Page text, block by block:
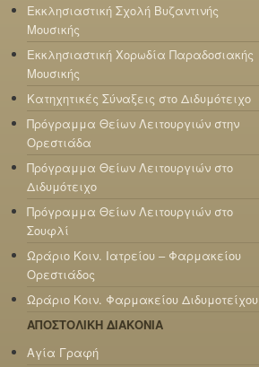
Εκκλησιαστική Σχολή Βυζαντινής
Μουσικής
Εκκλησιαστική Χορωδία Παραδοσιακής
Μουσικής
Κατηχητικές Σύναξεις στο Διδυμότειχο
Πρόγραμμα Θείων Λειτουργιών στην
Ορεστιάδα
Πρόγραμμα Θείων Λειτουργιών στο
Διδυμότειχο
Πρόγραμμα Θείων Λειτουργιών στο
Σουφλί
Ωράριο Κοιν. Ιατρείου – Φαρμακείου
Ορεστιάδος
Ωράριο Κοιν. Φαρμακείου Διδυμοτείχου
ΑΠΟΣΤΟΛΙΚΗ ΔΙΑΚΟΝΙΑ
Αγία Γραφή